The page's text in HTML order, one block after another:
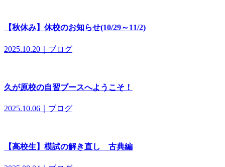
【秋休み】休校のお知らせ(10/29～11/2)
2025.10.20｜ブログ
久が原校の自習ブースへようこそ！
2025.10.06｜ブログ
【高校生】模試の解き直し 古典編